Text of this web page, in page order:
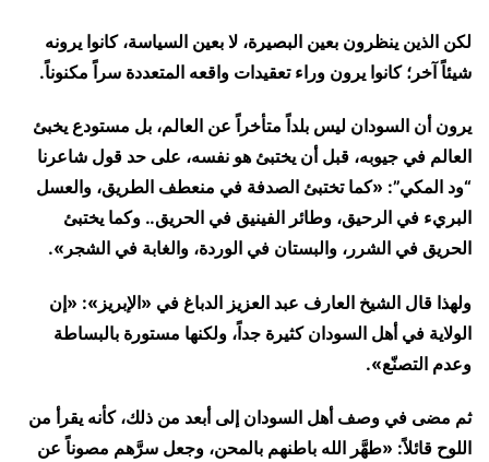
لكن الذين ينظرون بعين البصيرة، لا بعين السياسة، كانوا يرونه
شيئاً آخر؛ كانوا يرون وراء تعقيدات واقعه المتعددة سراً مكنوناً.
يرون أن السودان ليس بلداً متأخراً عن العالم، بل مستودع يخبئ
العالم في جيوبه، قبل أن يختبئ هو نفسه، على حد قول شاعرنا
“ود المكي”: «كما تختبئ الصدفة في منعطف الطريق، والعسل
البريء في الرحيق، وطائر الفينيق في الحريق.. وكما يختبئ
الحريق في الشرر، والبستان في الوردة، والغابة في الشجر».
ولهذا قال الشيخ العارف عبد العزيز الدباغ في «الإبريز»: «إن
الولاية في أهل السودان كثيرة جداً، ولكنها مستورة بالبساطة
وعدم التصنّع».
ثم مضى في وصف أهل السودان إلى أبعد من ذلك، كأنه يقرأ من
اللوح قائلاً: «طهَّر الله باطنهم بالمحن، وجعل سرَّهم مصوناً عن